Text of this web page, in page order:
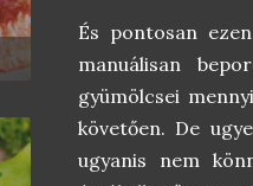
És pontosan
manuálisan
gyümölcsei
követően. De
ugyanis nem